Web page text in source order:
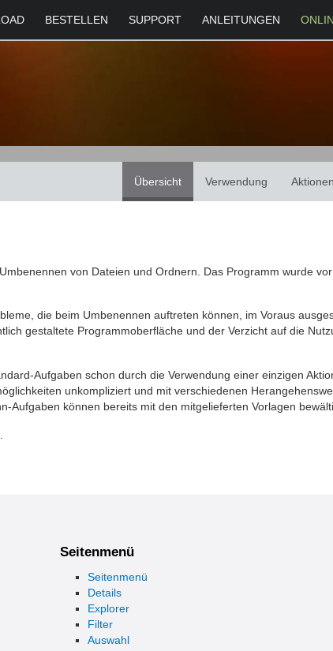
BESTELLEN SUPPORT ANLEITUNGEN
Übersicht Verwendung Aktionen
von Dateien und Ordnern. Das Programm wurde
die beim Umbenennen auftreten können, im Voraus
gestaltete Programmoberfläche und der Verzicht auf die
Aufgaben schon durch die Verwendung einer einzigen
unkompliziert und mit verschiedenen
Aufgaben können bereits mit den mitgelieferten Vorlagen
Seitenmenü
Seitenmenü
Details
Explorer
Filter
Auswahl